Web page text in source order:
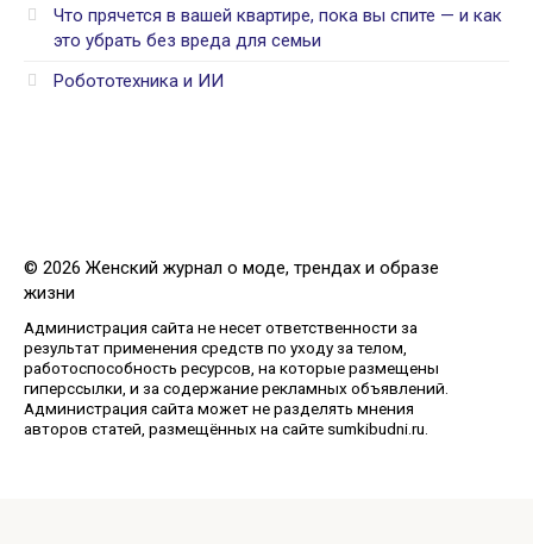
Что прячется в вашей квартире, пока вы спите — и как
это убрать без вреда для семьи
Робототехника и ИИ
© 2026 Женский журнал о моде, трендах и образе
жизни
Администрация сайта не несет ответственности за
результат применения средств по уходу за телом,
работоспособность ресурсов, на которые размещены
гиперссылки, и за содержание рекламных объявлений.
Администрация сайта может не разделять мнения
авторов статей, размещённых на сайте sumkibudni.ru.